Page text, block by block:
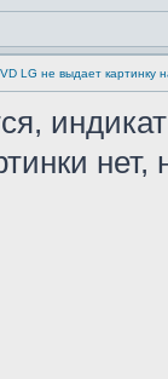
LG не выдает картинку
нет,